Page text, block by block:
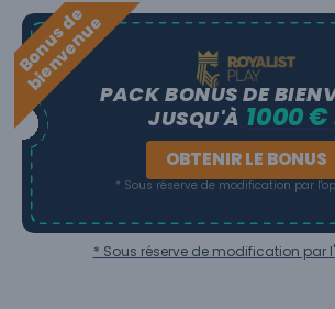
B
o
n
u
s
d
e
b
i
e
n
v
e
n
u
ePACK BONUS DE
JUSQU'À 1000 €
OBTENIR LE BONUS
* Sous réserve de modification par
* Sous réserve de modification par